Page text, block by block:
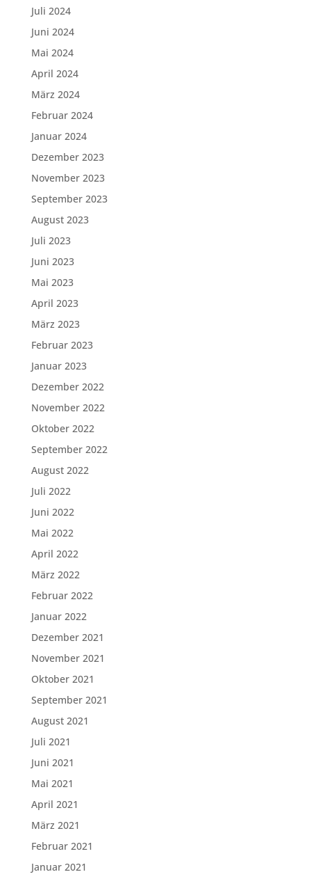
Juli 2024
Juni 2024
Mai 2024
April 2024
März 2024
Februar 2024
Januar 2024
Dezember 2023
November 2023
September 2023
August 2023
Juli 2023
Juni 2023
Mai 2023
April 2023
März 2023
Februar 2023
Januar 2023
Dezember 2022
November 2022
Oktober 2022
September 2022
August 2022
Juli 2022
Juni 2022
Mai 2022
April 2022
März 2022
Februar 2022
Januar 2022
Dezember 2021
November 2021
Oktober 2021
September 2021
August 2021
Juli 2021
Juni 2021
Mai 2021
April 2021
März 2021
Februar 2021
Januar 2021